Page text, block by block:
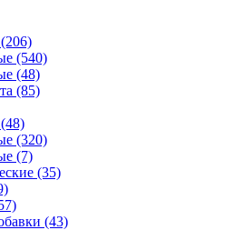
(206)
(540)
(48)
(85)
(48)
(320)
(7)
(35)
(43)